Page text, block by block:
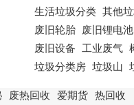
生活垃圾分类 其他
废旧轮胎 废旧锂电池
废旧设备 工业废气
垃圾分类房 垃圾山
废热回收 爱期货 热回收